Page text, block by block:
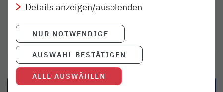
Lust auf einen Familienausflug in die Vergangenheit.
weiterlesen
Details anzeigen/ausblenden
NUR NOTWENDIGE
AUSWAHL BESTÄTIGEN
ALLE AUSWÄHLEN